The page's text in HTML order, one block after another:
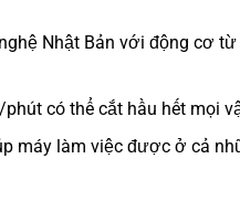
Nhật Bản với động cơ
có thể cắt hầu hết mọi
máy làm việc được ở cả